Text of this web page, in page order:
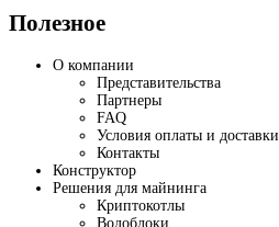
Полезное
О компании
Представительства
Партнеры
FAQ
Условия оплаты и доставки
Контакты
Конструктор
Решения для майнинга
Криптокотлы
Водоблоки